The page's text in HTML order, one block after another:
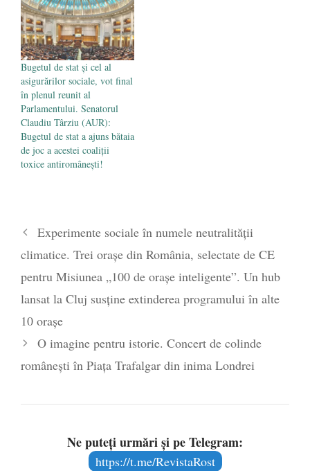
Bugetul de stat şi cel al
asigurărilor sociale, vot final
în plenul reunit al
Parlamentului. Senatorul
Claudiu Târziu (AUR):
Bugetul de stat a ajuns bătaia
de joc a acestei coaliții
toxice antiromânești!
Experimente sociale în numele neutralității
climatice. Trei orașe din România, selectate de CE
pentru Misiunea „100 de orașe inteligente”. Un hub
lansat la Cluj susține extinderea programului în alte
10 orașe
O imagine pentru istorie. Concert de colinde
românești în Piața Trafalgar din inima Londrei
Ne puteți urmări și pe Telegram:
https://t.me/RevistaRost